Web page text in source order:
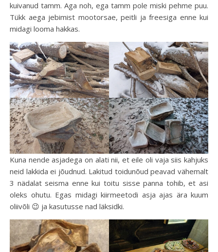
kuivanud tamm. Aga noh, ega tamm pole miski pehme puu.
Tükk aega jebimist mootorsae, peitli ja freesiga enne kui
midagi looma hakkas.
Kuna nende asjadega on alati nii, et eile oli vaja siis kahjuks
neid lakkida ei jõudnud. Lakitud toidunõud peavad vähemalt
3 nädalat seisma enne kui toitu sisse panna tohib, et asi
oleks ohutu. Egas midagi kiirmeetodi asja ajas ära kuum
oliivõli 😉 ja kasutusse nad läksidki.